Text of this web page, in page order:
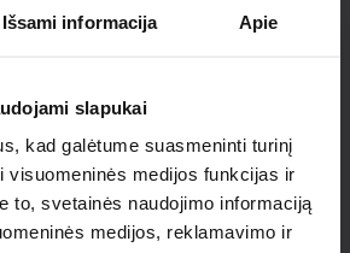
Išsami informacija Apie
slapukai
kad galėtume suasmeninti turinį
visuomeninės medijos funkcijas ir
to, svetainės naudojimo informaciją
medijos, reklamavimo ir
dėl